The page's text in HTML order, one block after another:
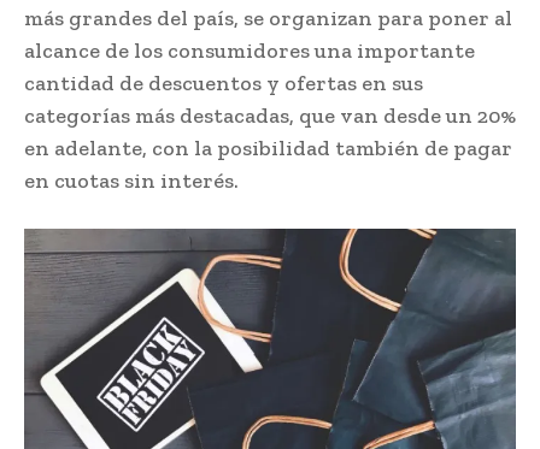
más grandes del país, se organizan para poner al
alcance de los consumidores una importante
cantidad de descuentos y ofertas en sus
categorías más destacadas, que van desde un 20%
en adelante, con la posibilidad también de pagar
en cuotas sin interés.